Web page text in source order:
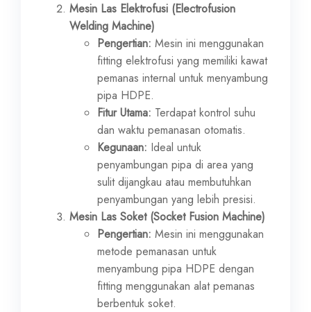
Mesin Las Elektrofusi (Electrofusion
Welding Machine)
Pengertian: Mesin ini menggunakan
fitting elektrofusi yang memiliki kawat
pemanas internal untuk menyambung
pipa HDPE.
Fitur Utama: Terdapat kontrol suhu
dan waktu pemanasan otomatis.
Kegunaan: Ideal untuk
penyambungan pipa di area yang
sulit dijangkau atau membutuhkan
penyambungan yang lebih presisi.
Mesin Las Soket (Socket Fusion Machine)
Pengertian: Mesin ini menggunakan
metode pemanasan untuk
menyambung pipa HDPE dengan
fitting menggunakan alat pemanas
berbentuk soket.